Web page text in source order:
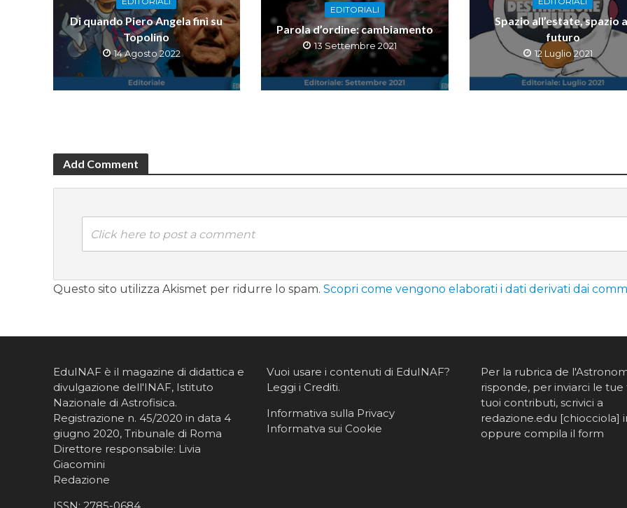
Di quando Piero Angela finì su
Topolino
14 Agosto 2022
EDITORIALI
Parola d’ordine: cambiamento
13 Settembre 2021
Spazio all’estate, spazio
futuro
12 Luglio 2021
Add Comment
Click here to post a comment
Questo sito utilizza Akismet per ridurre lo spam. Scopri come vengono elaborati i dati derivati dai
EduINAF è il magazine di didattica e
divulgazione dell'INAF, Istituto
Nazionale di Astrofisica.
Registrazione n. 45/2020 in data 4
giugno 2020, Tribunale di Roma
Direttore responsabile: Livia
Giacomini
Redazione
Vuoi usare i contenuti di EduINAF?
Leggi i Crediti.
Informativa sulla Privacy
Informatva sui Cookie
Per la rubrica de
risponde, per inviarci le tue
tuoi contributi, scrivici a
redazione.edu [chiocciola]
oppure compila il form